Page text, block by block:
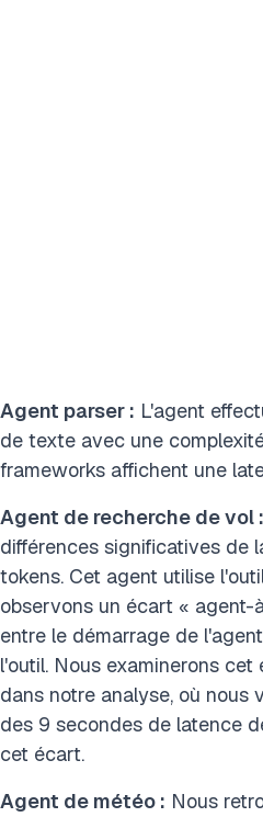
Agent parser : L'agent
de texte avec une
frameworks affichent une
Agent de recherche de vol :
différences significatives de
tokens. Cet agent utilise
observons un écart « agent-
entre le démarrage de
l'outil. Nous examinerons
dans notre analyse, où nous
des 9 secondes de latence
cet écart.
Agent de météo : Nous